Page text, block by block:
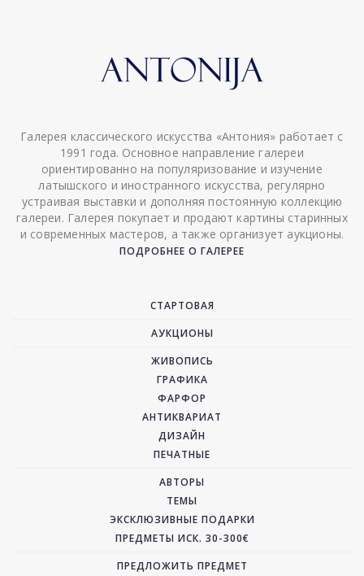
Галерея классического искусства «Антония» работает с
1991 года. Основное направление галереи
ориентированно на популяризование и изучение
латышского и иностранного искусства, регулярно
устраивая выставки и дополняя постоянную коллекцию
галереи. Галерея покупает и продают картины старинных
и современных мастеров, а также организует аукционы.
ПОДРОБНЕЕ О ГАЛЕРЕЕ
СТАРТОВАЯ
АУКЦИОНЫ
ЖИВОПИСЬ
ГРАФИКА
ФАРФОР
АНТИКВАРИАТ
ДИЗАЙН
ПЕЧАТНЫЕ
АВТОРЫ
ТЕМЫ
ЭКСКЛЮЗИВНЫЕ ПОДАРКИ
ПРЕДМЕТЫ ИСК. 30-300€
ПРЕДЛОЖИТЬ ПРЕДМЕТ